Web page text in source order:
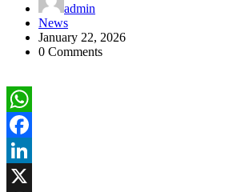
admin
News
January 22, 2026
0 Comments
WhatsApp
Facebook
LinkedIn